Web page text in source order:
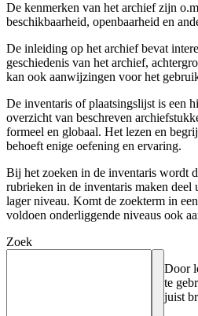
De kenmerken van het archief zijn
beschikbaarheid, openbaarheid en
De inleiding op het archief bevat
geschiedenis van het archief,
kan ook aanwijzingen voor het
De inventaris of plaatsingslijst is een
overzicht van beschreven
formeel en globaal. Het lezen en
behoeft enige oefening en ervaring.
Bij het zoeken in de inventaris wordt
rubrieken in de inventaris maken deel
lager niveau. Komt de zoekterm in
voldoen onderliggende niveaus ook
Zoek
Door
te
juist